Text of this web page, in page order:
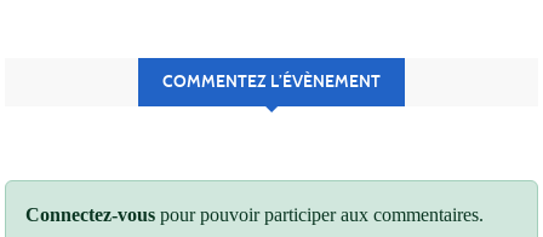
COMMENTEZ L’ÉVÈNEMENT
Connectez-vous pour pouvoir participer aux commentaires.